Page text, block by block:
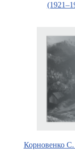
Корновенко